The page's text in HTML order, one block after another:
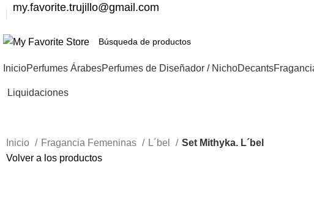
my.favorite.trujillo@gmail.com
InicioPerfumes ÁrabesPerfumes de Diseñador / NichoDecants
Liquidaciones
Inicio Fragancia Femeninas L´bel
Set Mithyka. L´bel
Volver a los productos